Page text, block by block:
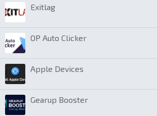
Exitlag
OP Auto Clicker
Apple Devices
Gearup Booster